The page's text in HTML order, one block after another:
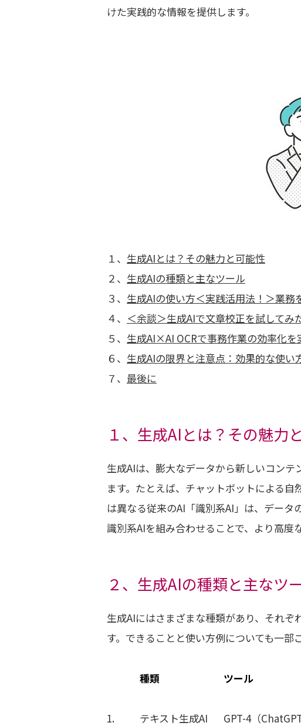
けた実践的な情報を提供します。
１、 生成AIとは？その魅力と可能性
２、 生成AIの種類と主なツール
３、 生成AIの使い方＜実践活用法！＞業務
４、 ＜余談＞生成AIで文章校正を試してみ
５、 生成AI×AI OCRで事務作業の効率化を
６、 生成AIの限界と注意点：効果的な使い
７、 最後に
１、生成AIとは？その魅力
生成AIは、膨大なデータから新しいコン
ます。たとえば、チャットボットによる
は異なる従来のAI「識別系AI」は、デー
識別系AIを組み合わせることで、より高度
２、生成AIの種類と主なツ
生成AIにはさまざまな種類があり、それ
す。できることと使い方例についても一部
種類 ツール
1. テキスト生成AI
GPT-4（ChatGPT